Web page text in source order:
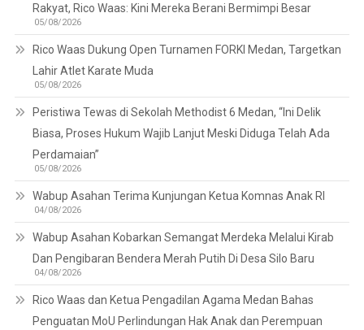
Rakyat, Rico Waas: Kini Mereka Berani Bermimpi Besar
05/08/2026
Rico Waas Dukung Open Turnamen FORKI Medan, Targetkan
Lahir Atlet Karate Muda
05/08/2026
Peristiwa Tewas di Sekolah Methodist 6 Medan, “Ini Delik
Biasa, Proses Hukum Wajib Lanjut Meski Diduga Telah Ada
Perdamaian”
05/08/2026
Wabup Asahan Terima Kunjungan Ketua Komnas Anak RI
04/08/2026
Wabup Asahan Kobarkan Semangat Merdeka Melalui Kirab
Dan Pengibaran Bendera Merah Putih Di Desa Silo Baru
04/08/2026
Rico Waas dan Ketua Pengadilan Agama Medan Bahas
Penguatan MoU Perlindungan Hak Anak dan Perempuan